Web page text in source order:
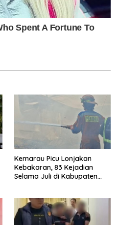
Kemarau Picu Lonjakan
Kebakaran, 83 Kejadian
Selama Juli di Kabupaten